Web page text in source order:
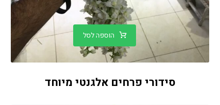
סידורי פרחים אלגנטי מיוחד
הוספה לסל